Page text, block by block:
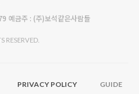
예금주 : (주)보석같은사람들
RESERVED.
PRIVACY POLICY GUIDE